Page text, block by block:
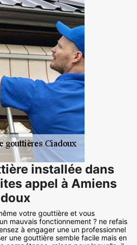
installée dans
appel à Amiens
votre gouttière et vous
mauvais fonctionnement ? ne refais
à engager une un professionnel
une gouttière semble facile mais en